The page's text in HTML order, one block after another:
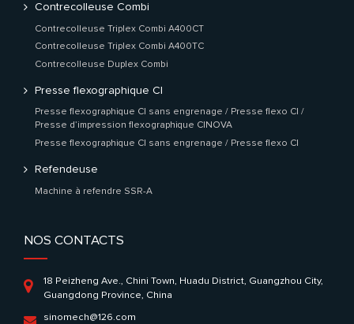
Contrecolleuse Combi
Contrecolleuse Triplex Combi A400CT
Contrecolleuse Triplex Combi A400TC
Contrecolleuse Duplex Combi
Presse flexographique CI
Presse flexographique CI sans engrenage / Presse flexo CI /
Presse d’impression flexographique CINOVA
Presse flexographique CI sans engrenage / Presse flexo CI
Refendeuse
Machine à refendre SSR-A
NOS CONTACTS
18 Peizheng Ave., Chini Town, Huadu District, Guangzhou City,
Guangdong Province, China
sinomech@126.com